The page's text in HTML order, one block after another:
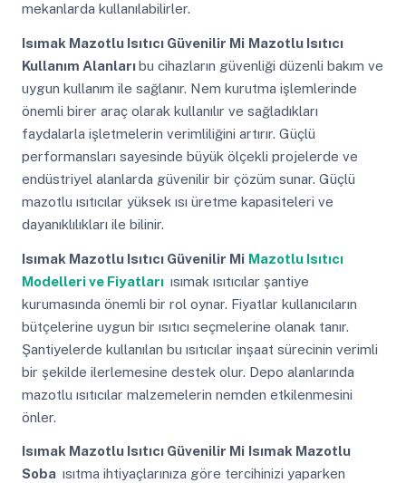
mekanlarda kullanılabilirler.
Isımak Mazotlu Isıtıcı Güvenilir Mi Mazotlu Isıtıcı
Kullanım Alanlarıbu cihazların güvenliği düzenli bakım ve
uygun kullanım ile sağlanır. Nem kurutma işlemlerinde
önemli birer araç olarak kullanılır ve sağladıkları
faydalarla işletmelerin verimliliğini artırır. Güçlü
performansları sayesinde büyük ölçekli projelerde ve
endüstriyel alanlarda güvenilir bir çözüm sunar. Güçlü
mazotlu ısıtıcılar yüksek ısı üretme kapasiteleri ve
dayanıklılıkları ile bilinir.
Isımak Mazotlu Isıtıcı Güvenilir Mi Mazotlu Isıtıcı
Modelleri ve Fiyatları ısımak ısıtıcılar şantiye
kurumasında önemli bir rol oynar. Fiyatlar kullanıcıların
bütçelerine uygun bir ısıtıcı seçmelerine olanak tanır.
Şantiyelerde kullanılan bu ısıtıcılar inşaat sürecinin verimli
bir şekilde ilerlemesine destek olur. Depo alanlarında
mazotlu ısıtıcılar malzemelerin nemden etkilenmesini
önler.
Isımak Mazotlu Isıtıcı Güvenilir Mi Isımak Mazotlu
Soba ısıtma ihtiyaçlarınıza göre tercihinizi yaparken